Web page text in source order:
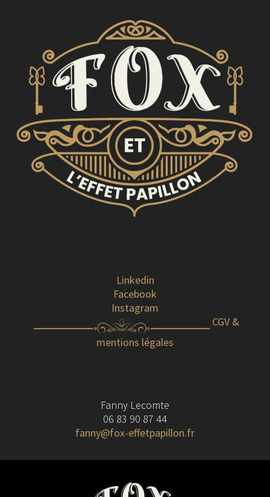
Linkedin
Facebook
Instagram
CGV &
mentions légales
Fanny Lecomte
06 83 90 87 44
fanny@fox-effetpapillon.fr